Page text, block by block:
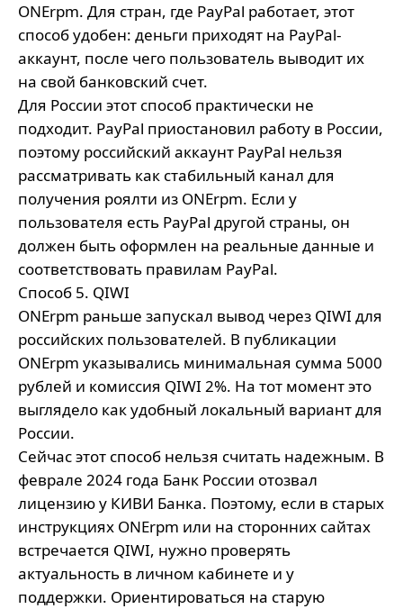
ONErpm. Для стран, где PayPal работает, этот
способ удобен: деньги приходят на PayPal-
аккаунт, после чего пользователь выводит их
на свой банковский счет.
Для России этот способ практически не
подходит. PayPal приостановил работу в России,
поэтому российский аккаунт PayPal нельзя
рассматривать как стабильный канал для
получения роялти из ONErpm. Если у
пользователя есть PayPal другой страны, он
должен быть оформлен на реальные данные и
соответствовать правилам PayPal.
Способ 5. QIWI
ONErpm раньше запускал вывод через QIWI для
российских пользователей. В публикации
ONErpm указывались минимальная сумма 5000
рублей и комиссия QIWI 2%. На тот момент это
выглядело как удобный локальный вариант для
России.
Сейчас этот способ нельзя считать надежным. В
феврале 2024 года Банк России отозвал
лицензию у КИВИ Банка. Поэтому, если в старых
инструкциях ONErpm или на сторонних сайтах
встречается QIWI, нужно проверять
актуальность в личном кабинете и у
поддержки. Ориентироваться на старую